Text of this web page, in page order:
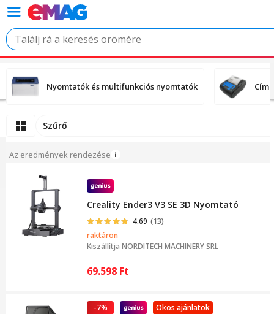
Nyomtatók és multifunkciós nyomtatók
Szűrő
Az eredmények rendezése
Creality Ender3 V3 SE 3D Nyomtató
4.69 (13)
raktáron
Kiszállítja NORDITECH MACHINERY SRL
69.598 Ft
Okos ajánlatok
-7%